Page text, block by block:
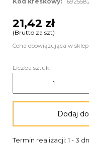
21,42 zł
(Brutto za szt)
Cena obowiązująca w
Liczba sztuk:
Dodaj
Termin realizacji: 1 - 3